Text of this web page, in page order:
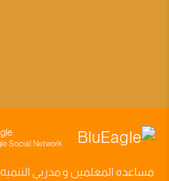
Social Network
مساعده المعلمين ومدربي